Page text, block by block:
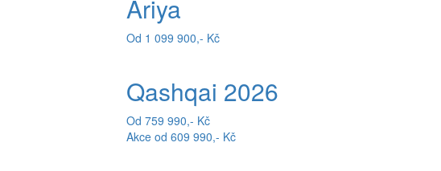
Ariya
Od 1 099 900,- Kč
Qashqai 2026
Od 759 990,- Kč
Akce od 609 990,- Kč